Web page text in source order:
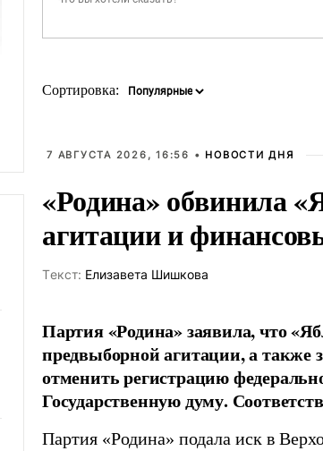
Сортировка:
7 АВГУСТА 2026, 16:56 • НОВОСТИ ДНЯ
«Родина» обвинила
агитации и
Tекст: Елизавета Шишкова
Партия «Родина» заявила, что
предвыборной агитации, а также
отменить регистрацию
Государственную думу.
Партия «Родина» подала иск в